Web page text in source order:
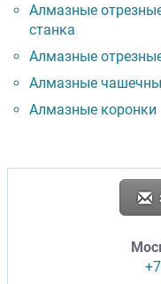
Алмазные
станка
Алмазные
Алмазные
Алмазные коронки